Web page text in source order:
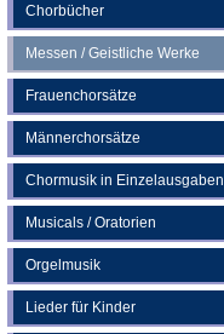
Chorbücher
Messen / Geistliche Werke
Frauenchorsätze
Männerchorsätze
Chormusik in Einzelausgaben
Musicals / Oratorien
Orgelmusik
Lieder für Kinder